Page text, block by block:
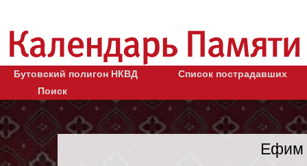
Бутовский полигон НКВД
Список пострадавших
Поиск
Ефим